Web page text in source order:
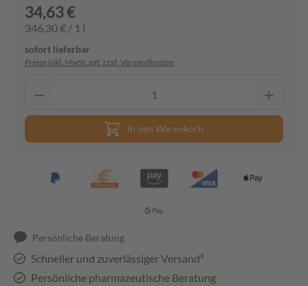
34,63 €
346,30 € / 1 l
sofort lieferbar
Preise inkl. MwSt. ggf. zzgl. Versandkosten
In den Warenkorb
Persönliche Beratung
Schneller und zuverlässiger Versand³
Persönliche pharmazeutische Beratung